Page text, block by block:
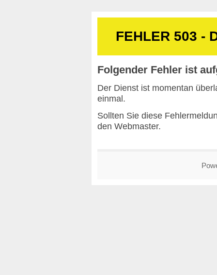
FEHLER 503 -
Folgender Fehler ist
Der Dienst ist momentan
einmal.
Sollten Sie diese
den Webmaster.